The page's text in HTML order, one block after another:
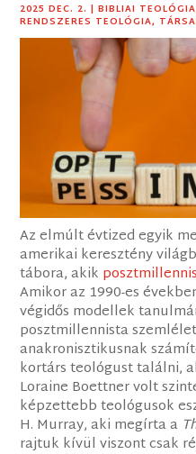
2025 DEC. 2. |BIBLIAI TEOLÓGIA
RENDSZERES TEOLÓGIA,
Az elmúlt évtized egyik
amerikai keresztény
tábora, akik
Amikor az 1990-es
végidős modellek
posztmillennista
anakronisztikusnak
kortárs teológust találni,
Loraine Boettner volt
képzettebb teológusok
H. Murray, aki megírta a
rajtuk kívül viszont csak